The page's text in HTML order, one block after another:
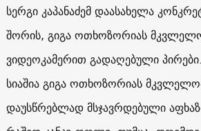
სერგი კაპანაძემ დაასახელა
შორის, გიგა ოთხოზორიას
ვიდეოკამერით გადაღებული
სიაშია გიგა ოთხოზორიას
დაუსწრებლად მსჯავრდებული